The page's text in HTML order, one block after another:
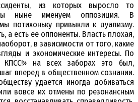
из которых выросло то
ныне именуем оппозиция. В
потихоньку привыкли к дуализму.
а есть ее оппоненты. Власть плохая,
в зависимости от того, какие
и экономические интересы. По
КПСС!» на всех заборах это был,
вперед в общественном сознании.
удается иногда добиваться
вовсе их отмены по резонансным